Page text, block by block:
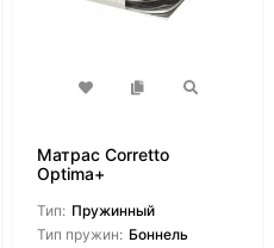
Матрас Corretto
Optima+
Тип: Пружинный
Тип пружин: Боннель